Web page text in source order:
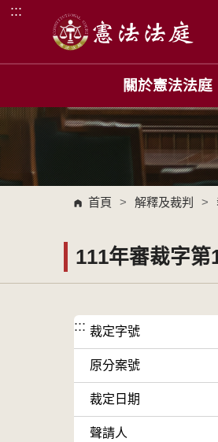
跳到主要內容區塊
:::
關於憲法法庭
首頁 > 解釋及裁判 >
111年審裁字第
::: 裁定字號
原分案號
裁定日期
聲請人